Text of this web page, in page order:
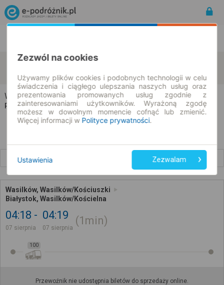
Wasilków Białystok
07.08.2026 | -- : --
Wasilków → Białystok
Rozkład jazdy i bilety
Wasilków, Wasilków/Kościuszki
Białystok, Wasilków/Kościelna
04:18
07 sierpnia
04:19
07 sierpnia
1min
100
Przewoźnik nie udostępnia biletów do sprzedaży online.
Zezwól na cookies
Używamy plików cookies i podobnych technologii w celu
świadczenia i ciągłego ulepszania naszych usług oraz
prezentowania promowanych usług zgodnie z
zainteresowaniami użytkowników. Wyrażoną zgodę
możesz w dowolnym momencie cofnąć lub zmienić.
Więcej informacji w Polityce prywatności.
Ustawienia Zezwalam